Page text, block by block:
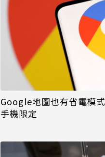
Google地圖也有省電模
手機限定